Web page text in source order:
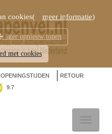
OPENINGSTIJDEN
RETOUR
9.7
cookies( meer informatie)
later opnieuw tonen
met cookies